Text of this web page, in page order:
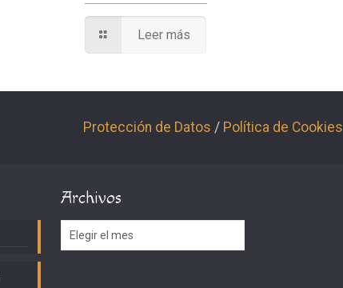
Leer más
Protección de Datos / Política de Cookies
Archivos
Archivos